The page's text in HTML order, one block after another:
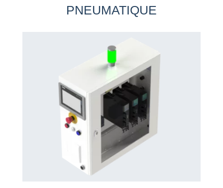
PNEUMATIQUE